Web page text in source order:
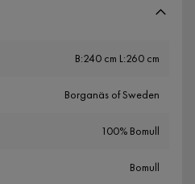
B:240 cm L:260 cm
Borganäs of Sweden
100% Bomull
Bomull